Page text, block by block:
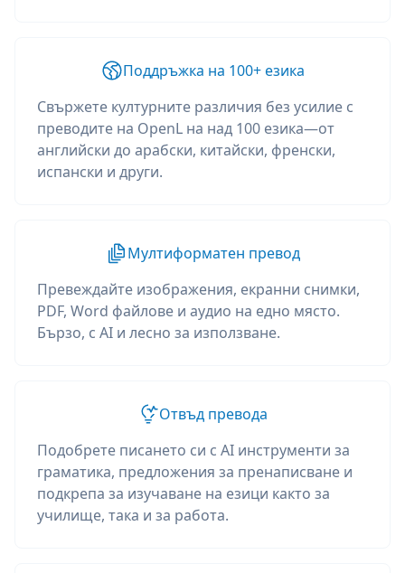
Поддръжка на 100+ езика
Свържете културните различия без усилие с
преводите на OpenL на над 100 езика—от
английски до арабски, китайски, френски,
испански и други.
Мултиформатен превод
Превеждайте изображения, екранни снимки,
PDF, Word файлове и аудио на едно място.
Бързо, с AI и лесно за използване.
Отвъд превода
Подобрете писането си с AI инструменти за
граматика, предложения за пренаписване и
подкрепа за изучаване на езици както за
училище, така и за работа.